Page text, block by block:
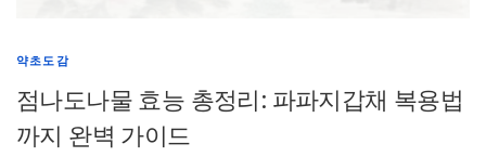
약초도감
점나도나물 효능 총정리: 파파지갑채 복용법
까지 완벽 가이드